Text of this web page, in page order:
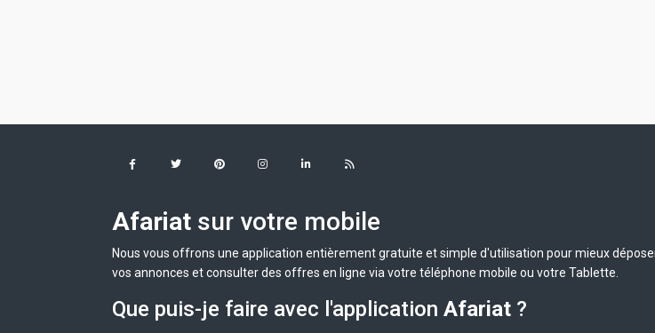
Afariat sur votre mobile
Nous vous offrons une application entièrement gratuite et simple d'utilisation pour mieux
vos annonces et consulter des offres en ligne via votre téléphone mobile ou votre Tablette.
Que puis-je faire avec l'application Afariat ?